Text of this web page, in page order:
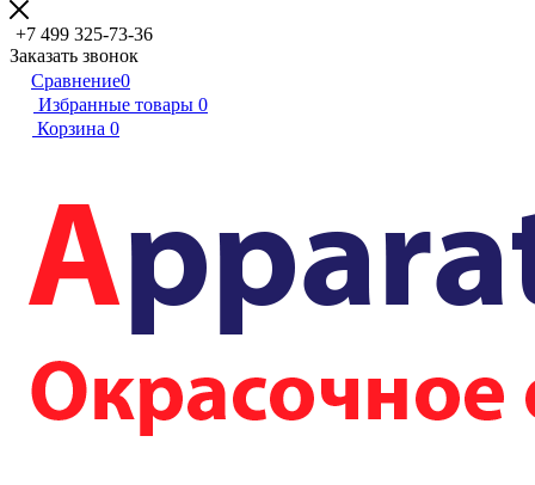
+7 499 325-73-36
Заказать звонок
Сравнение0
Избранные товары 0
Корзина 0